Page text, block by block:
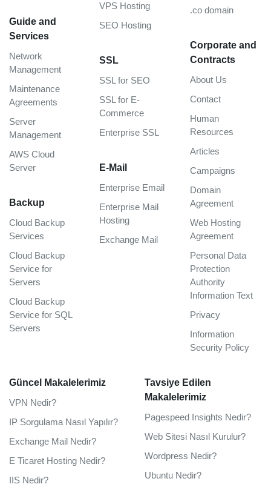
Guide and
Services
Network
Management
Maintenance
Agreements
Server
Management
AWS Cloud
Server
Backup
Cloud Backup
Services
Cloud Backup
Service for
Servers
Cloud Backup
Service for SQL
Servers
VPS Hosting
SEO Hosting
SSL
SSL for SEO
SSL for E-
Commerce
Enterprise SSL
E-Mail
Enterprise Email
Enterprise Mail
Hosting
Exchange Mail
.co domain
Corporate and
Contracts
About Us
Contact
Human
Resources
Articles
Campaigns
Domain
Agreement
Web Hosting
Agreement
Personal Data
Protection
Authority
Information Text
Privacy
Information
Security Policy
Güncel Makalelerimiz
VPN Nedir?
IP Sorgulama Nasıl Yapılır?
Exchange Mail Nedir?
E Ticaret Hosting Nedir?
IIS Nedir?
Tavsiye Edilen
Makalelerimiz
Pagespeed Insights Nedir?
Web Sitesi Nasıl Kurulur?
Wordpress Nedir?
Ubuntu Nedir?